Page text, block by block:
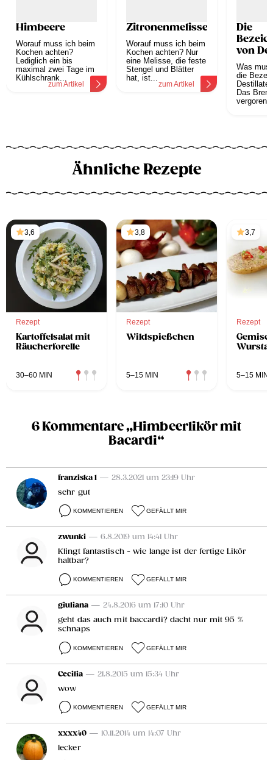
Himbeere
Worauf muss ich beim
Kochen achten?
Lediglich ein bis
maximal zwei Tage im
Kühlschrank...
zum Artikel
Zitronenmelisse
Worauf muss ich beim
Kochen achten? Nur
eine Melisse, die feste
Stengel und Blätter
hat, ist...
zum Artikel
Die
von
Was
die
Das
Ähnliche Rezepte
3,6
Rezept
Kartoffelsalat mit
Räucherforelle
30–60 MIN
3,8
Rezept
Wildspießchen
5–15 MIN
3,7
Rezept
5–15 MIN
6 Kommentare „Himbeerlikör mit
Bacardi“
franziska 1 — 28.3.2021 um 23:19 Uhr
sehr gut
KOMMENTIEREN GEFÄLLT MIR
zwunki — 6.8.2019 um 14:41 Uhr
Klingt fantastisch - wie lange ist der fertige Likör
haltbar?
KOMMENTIEREN GEFÄLLT MIR
giuliana — 24.8.2016 um 17:10 Uhr
geht das auch mit baccardi? dacht nur mit 95 %
schnaps
KOMMENTIEREN GEFÄLLT MIR
Cecilia — 21.8.2015 um 15:34 Uhr
wow
KOMMENTIEREN GEFÄLLT MIR
xxxx40 — 10.11.2014 um 14:07 Uhr
lecker